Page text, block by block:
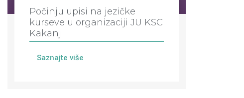
Počinju upisi na jezičke
kurseve u organizaciji JU KSC
Kakanj
Saznajte više